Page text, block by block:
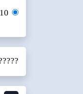
10 نتائج حاصل کریں
1 -